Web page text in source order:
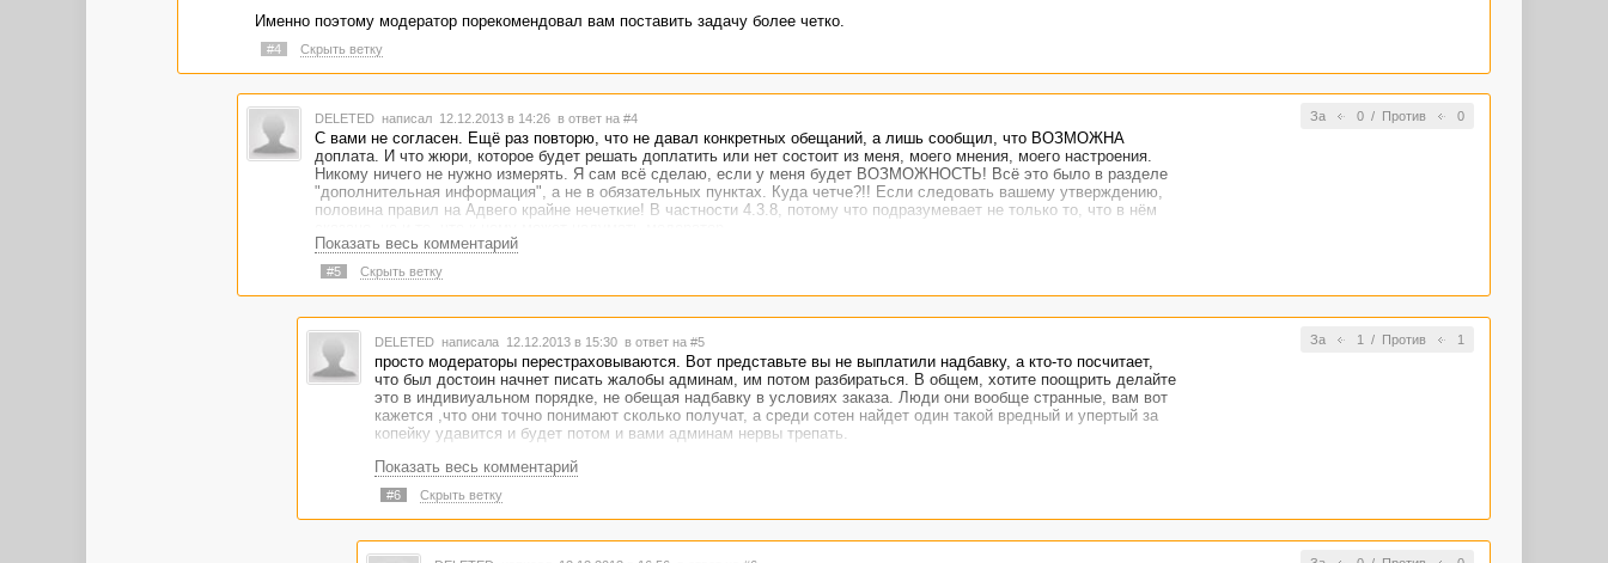
Именно поэтому модератор порекомендовал вам поставить задачу более четко.
#4 Скрыть ветку
За 0/ Против 0
DELETED написал 12.12.2013 в 14:26 в ответ на #4
С вами не согласен. Ещё раз повторю, что не давал конкретных обещаний, а лишь сообщил, что ВОЗМОЖНА
доплата. И что жюри, которое будет решать доплатить или нет состоит из меня, моего мнения, моего настроения.
Никому ничего не нужно измерять. Я сам всё сделаю, если у меня будет ВОЗМОЖНОСТЬ! Всё это было в разделе
"дополнительная информация", а не в обязательных пунктах. Куда четче?!! Если следовать вашему утверждению,
половина правил на Адвего крайне нечеткие! В частности 4.3.8, потому что подразумевает не только то, что в нём
В любом случае мой спор ни к чему не приведёт, остается надеяться что меня не забанят в следующий раз, когда я
допущу очередную "нечеткость". Хотя я уже подумываю, что легче самому написать, чем познать все тонкости
законов Адвего.
Показать весь комментарий
#5 Скрыть ветку
За 1 / Против 1
DELETED написала 12.12.2013 в 15:30 в ответ на #5
просто модераторы перестраховываются. Вот представьте вы не выплатили надбавку, а кто-то посчитает,
что был достоин начнет писать жалобы админам, им потом разбираться. В общем, хотите поощрить делайте
это в индивиуальном порядке, не обещая надбавку в условиях заказа. Люди они вообще странные, вам вот
кажется ,что они точно понимают сколько получат, а среди сотен найдет один такой вредный и упертый за
копейку удавится и будет потом и вами админам нервы трепать.
Показать весь комментарий
#6 Скрыть ветку